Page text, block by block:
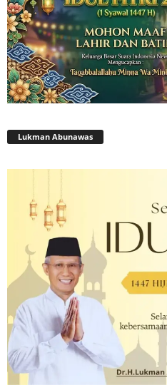
Lukman Abunawas